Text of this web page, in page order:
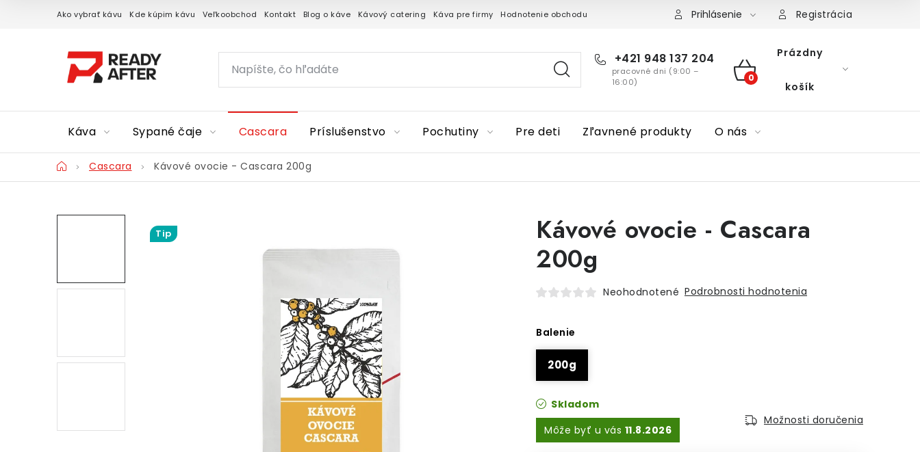
Ako vybrať kávu Kde kúpim kávu Veľkoobchod Kontakt Blog o káve Kávový catering Káva pre firmy Hodnotenie obchodu Prihlásenie Registrácia
+421 948 137 204
pracovné dni (9:00 –
16:00)
NÁKUPNÝ
Prázdny
košík
Káva Sypané čaje Cascara Príslušenstvo Pochutiny Pre deti Zľavnené produkty O nás
DomovCascara Kávové ovocie - Cascara 200g
Kávové ovocie - Cascara
200g
Neohodnotené Podrobnosti hodnotenia
Balenie
200g
Skladom
11.8.2026
Možnosti doručenia
Tip